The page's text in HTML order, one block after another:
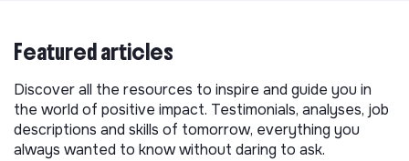
Featured articles
Discover all the resources to inspire and guide you in
the world of positive impact. Testimonials, analyses, job
descriptions and skills of tomorrow, everything you
always wanted to know without daring to ask.